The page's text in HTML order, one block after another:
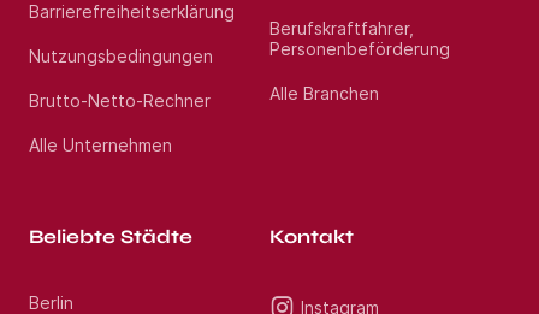
Barrierefreiheitserklärung
Nutzungsbedingungen
Brutto-Netto-Rechner
Alle Unternehmen
Berufskraftfahrer,
Personenbeförderung
Alle Branchen
Beliebte Städte
Berlin
Kontakt
Instagram